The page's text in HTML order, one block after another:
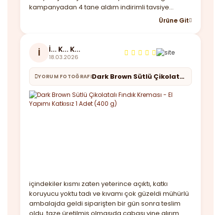
kampanyadan 4 tane aldım indirimli tavsiye
Ürüne Git
İ İ... K... K...
18.03.2026
YORUM FOTOĞRAFI Dark Brown Sütlü Çikolatalı Fındık Kreması - El Yapımı Katkısız 1 Adet (400 g)
içindekiler kısmı zaten yeterince açıktı, katkı
koruyucu yoktu tadı ve kıvamı çok güzeldi mühürlü
ambalajda geldi siparişten bir gün sonra teslim